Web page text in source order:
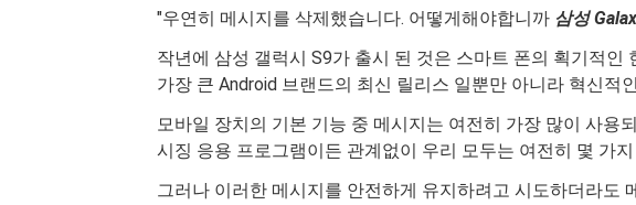
"우연히 메시지를 삭제했습니다. 어떻게해야합니까 삼성
작년에 삼성 갤럭시 S9가 출시 된 것은 스마트 폰의 획기적인
가장 큰 Android 브랜드의 최신 릴리스 일뿐만 아니라 혁신적
모바일 장치의 기본 기능 중 메시지는 여전히 가장 많이 사용
시징 응용 프로그램이든 관계없이 우리 모두는 여전히 몇 가
그러나 이러한 메시지를 안전하게 유지하려고 시도하더라도